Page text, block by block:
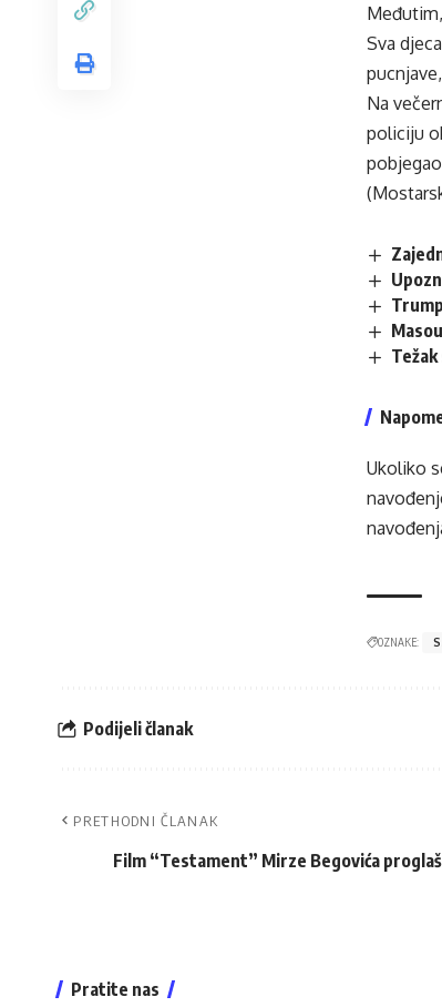
Sva
Na
policiju
Ukoliko
OZNAKE:
Podijeli članak
PRETHODNI ČLANAK
Film “Testament” Mirze Begovića
Pratite nas